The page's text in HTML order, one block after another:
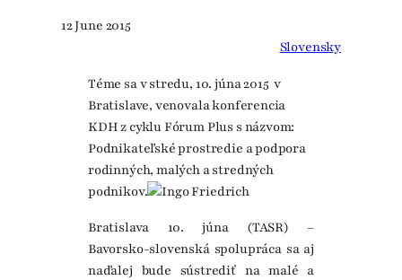
12 June 2015
Slovensky
Téme sa v stredu, 10. júna 2015 v
Bratislave, venovala konferencia
KDH z cyklu Fórum Plus s názvom:
Podnikateľské prostredie a podpora
rodinných, malých a stredných
podnikov.
Bratislava 10. júna (TASR) –
Bavorsko-slovenská spolupráca sa aj
naďalej bude sústrediť na malé a